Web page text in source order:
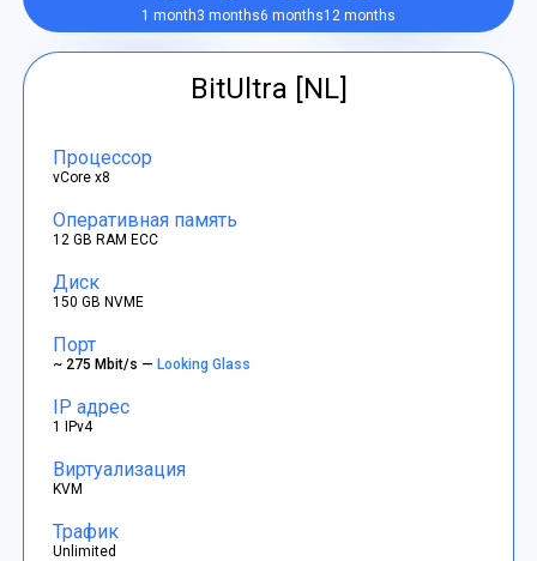
1 month3 months6 months12 months
BitUltra [NL]
Процессор
vCore x8
Оперативная память
12 GB RAM ECC
Диск
150 GB NVME
Порт
~ 275 Mbit/s —Looking Glass
IP адрес
1 IPv4
Виртуализация
KVM
Трафик
Unlimited